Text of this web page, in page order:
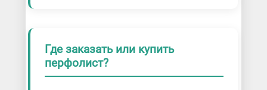
Где заказать или купить
перфолист?